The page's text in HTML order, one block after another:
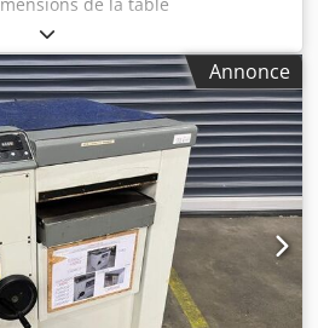
de la table
mm Hauteur de travail maximale :
Tjha Hauteur de travail
minimale de la pièce :
enlevée : 8 mm Diamètre de
de couteaux) : 120 mm
de l’arbre à couteaux :
: 5 – 8 – 12 – 18 m/min
Diamètre de la bouche
d’aspiration : 1 300 m³/h
:
Lieu de stockage : Garbsen
Annonce